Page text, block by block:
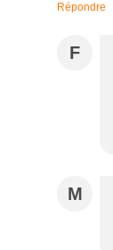
Répondre
F
M